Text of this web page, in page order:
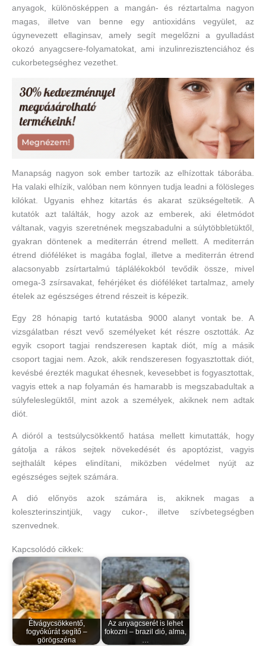
anyagok, különösképpen a mangán- és réztartalma nagyon
magas, illetve van benne egy antioxidáns vegyület, az
úgynevezett ellaginsav, amely segít megelőzni a gyulladást
okozó anyagcsere-folyamatokat, ami inzulinrezisztenciához és
cukorbetegséghez vezethet.
Manapság nagyon sok ember tartozik az elhízottak táborába.
Ha valaki elhízik, valóban nem könnyen tudja leadni a fölösleges
kilókat. Ugyanis ehhez kitartás és akarat szükségeltetik. A
kutatók azt találták, hogy azok az emberek, aki életmódot
váltanak, vagyis szeretnének megszabadulni a súlytöbbletüktől,
gyakran döntenek a mediterrán étrend mellett. A mediterrán
étrend dióféléket is magába foglal, illetve a mediterrán étrend
alacsonyabb zsírtartalmú táplálékokból tevődik össze, mivel
omega-3 zsírsavakat, fehérjéket és dióféléket tartalmaz, amely
ételek az egészséges étrend részeit is képezik.
Egy 28 hónapig tartó kutatásba 9000 alanyt vontak be. A
vizsgálatban részt vevő személyeket két részre osztották. Az
egyik csoport tagjai rendszeresen kaptak diót, míg a másik
csoport tagjai nem. Azok, akik rendszeresen fogyasztottak diót,
kevésbé érezték magukat éhesnek, kevesebbet is fogyasztottak,
vagyis ettek a nap folyamán és hamarabb is megszabadultak a
súlyfeleslegüktől, mint azok a személyek, akiknek nem adtak
diót.
A dióról a testsúlycsökkentő hatása mellett kimutatták, hogy
gátolja a rákos sejtek növekedését és apoptózist, vagyis
sejthalált képes elindítani, miközben védelmet nyújt az
egészséges sejtek számára.
A dió előnyös azok számára is, akiknek magas a
koleszterinszintjük, vagy cukor-, illetve szívbetegségben
szenvednek.
Kapcsolódó cikkek:
Étvágycsökkentő,
fogyókúrát segítő –
görögszéna
Az anyagcserét is lehet
fokozni – brazil dió, alma,
…